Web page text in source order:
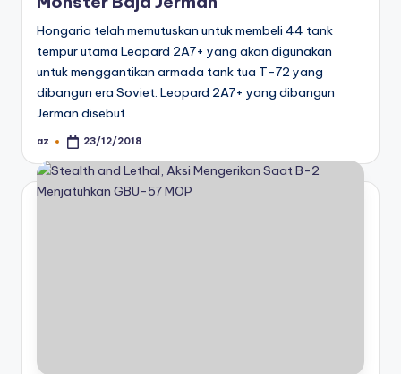
Hongaria telah memutuskan untuk membeli 44 tank
tempur utama Leopard 2A7+ yang akan digunakan
untuk menggantikan armada tank tua T-72 yang
dibangun era Soviet. Leopard 2A7+ yang dibangun
Jerman disebut…
Posted
az 23/12/2018